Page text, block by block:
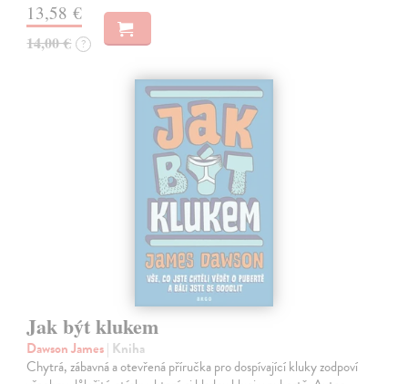
13,58 €
14,00 € ?
Jak být klukem
Dawson James| Kniha
Chytrá, zábavná a otevřená příručka pro dospívající kluky zodpoví